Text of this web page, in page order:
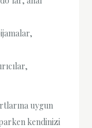
uygun
kendinizi